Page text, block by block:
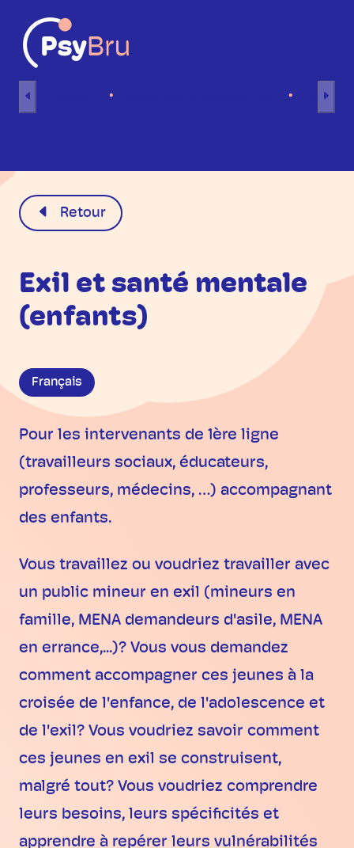
Retour
Exil et santé mentale
(enfants)
Français
Pour les intervenants de 1ère ligne
(travailleurs sociaux, éducateurs,
professeurs, médecins, …) accompagnant
des enfants.
Vous travaillez ou voudriez travailler avec
un public mineur en exil (mineurs en
famille, MENA demandeurs d'asile, MENA
en errance,...)? Vous vous demandez
comment accompagner ces jeunes à la
croisée de l'enfance, de l'adolescence et
de l'exil? Vous voudriez savoir comment
ces jeunes en exil se construisent,
malgré tout? Vous voudriez comprendre
leurs besoins, leurs spécificités et
apprendre à repérer leurs vulnérabilités